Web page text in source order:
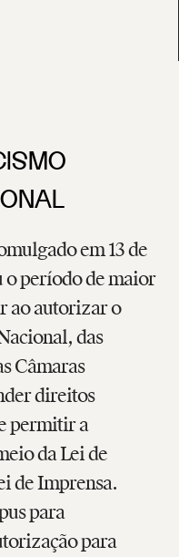
em 13 de
o período de maior
ao autorizar o
das
Câmaras
direitos
permitir a
da Lei de
de Imprensa.
para
para